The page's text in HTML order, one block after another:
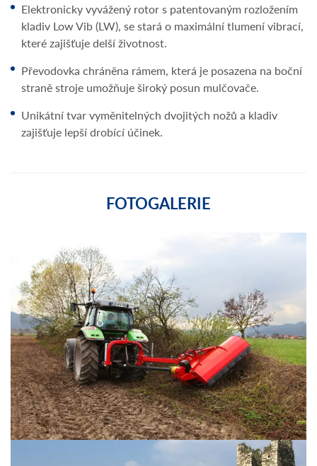
Elektronicky vyvážený rotor s patentovaným rozložením
kladiv Low Vib (LW), se stará o maximální tlumení vibrací,
které zajišťuje delší životnost.
Převodovka chráněna rámem, která je posazena na boční
straně stroje umožňuje široký posun mulčovače.
Unikátní tvar vyměnitelných dvojitých nožů a kladiv
zajišťuje lepší drobící účinek.
FOTOGALERIE